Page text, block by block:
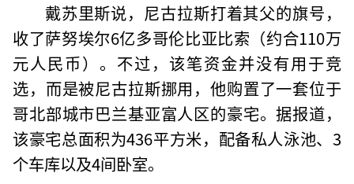
戴苏里斯说，尼古拉斯打着其父的旗号，
收了萨努埃尔6亿多哥伦比亚比索（约合110万
元人民币）。不过，该笔资金并没有用于竞
选，而是被尼古拉斯挪用，他购置了一套位于
哥北部城市巴兰基亚富人区的豪宅。据报道，
该豪宅总面积为436平方米，配备私人泳池、3
个车库以及4间卧室。